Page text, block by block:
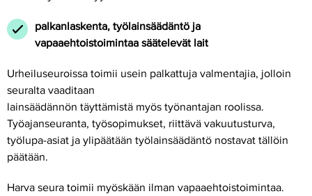
palkanlaskenta, työlainsäädäntö ja
vapaaehtoistoimintaa säätelevät lait
Urheiluseuroissa toimii usein palkattuja valmentajia, jolloin
seuralta vaaditaan
lainsäädännön täyttämistä myös työnantajan roolissa.
Työajanseuranta, työsopimukset, riittävä vakuutusturva,
työlupa-asiat ja ylipäätään työlainsäädäntö nostavat tällöin
päätään.
Harva seura toimii myöskään ilman vapaaehtoistoimintaa.